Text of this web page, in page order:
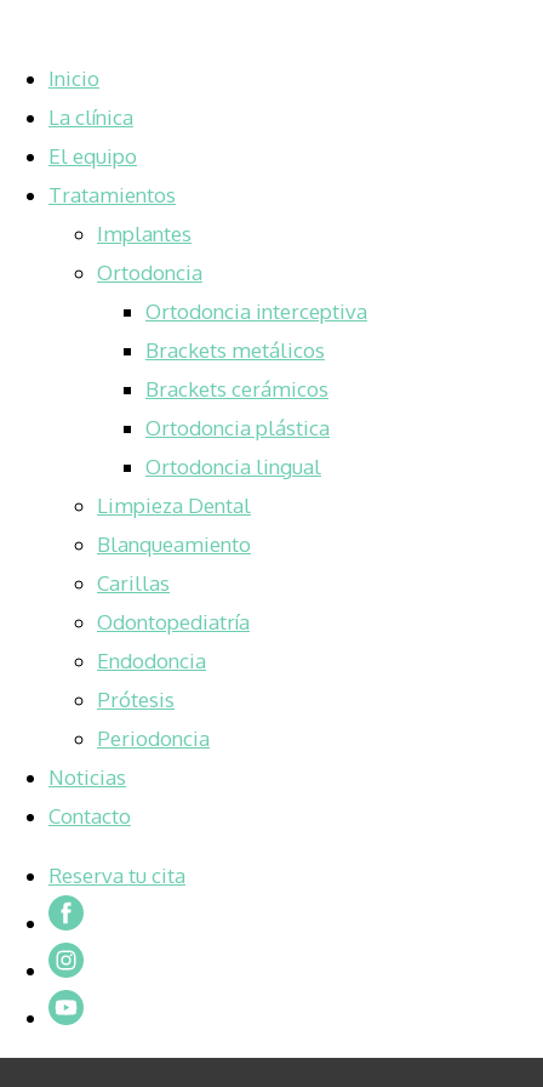
Inicio
La clínica
El equipo
Tratamientos
Implantes
Ortodoncia
Ortodoncia interceptiva
Brackets metálicos
Brackets cerámicos
Ortodoncia plástica
Ortodoncia lingual
Limpieza Dental
Blanqueamiento
Carillas
Odontopediatría
Endodoncia
Prótesis
Periodoncia
Noticias
Contacto
Reserva tu cita